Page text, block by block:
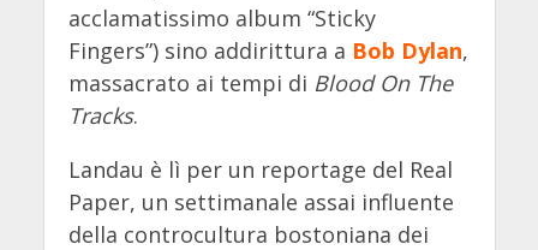
acclamatissimo album “Sticky
Fingers”) sino addirittura a Bob Dylan,
massacrato ai tempi di Blood On The
Tracks.
Landau è lì per un reportage del Real
Paper, un settimanale assai influente
della controcultura bostoniana dei